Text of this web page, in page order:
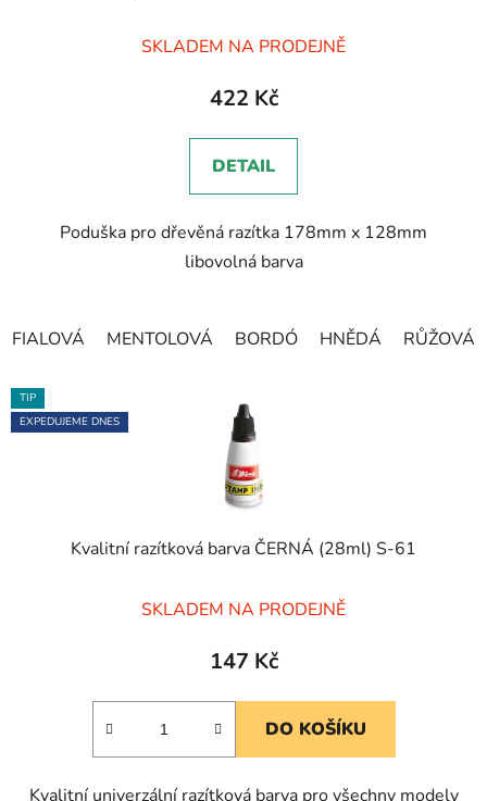
hodnocení
produktu
5,0
z
hvězdiček.
SKLADEM NA PRODEJNĚ
422 Kč
DETAIL
Poduška pro dřevěná razítka 178mm x 128mm
libovolná barva
FIALOVÁ MENTOLOVÁ BORDÓ HNĚDÁ RŮŽOVÁ
TIP
EXPEDUJEME DNES
Kvalitní razítková barva ČERNÁ (28ml) S-61
hodnocení
produktu
5,0
SKLADEM NA PRODEJNĚ
147 Kč
DO KOŠÍKU
Kvalitní univerzální razítková barva pro všechny modely